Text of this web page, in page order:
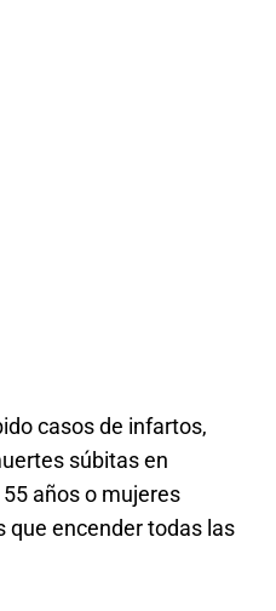
casos de infartos,
súbitas en
años o mujeres
que encender todas las